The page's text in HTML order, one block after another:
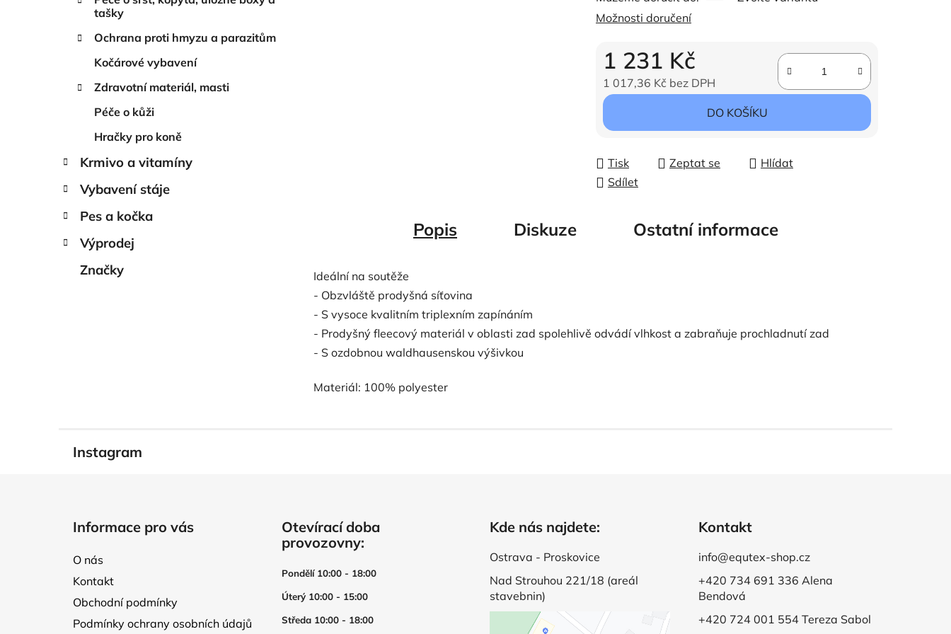
tašky
Ochrana proti hmyzu a parazitům
Kočárové vybavení
Zdravotní materiál, masti
Péče o kůži
Hračky pro koně
Krmivo a vitamíny
Vybavení stáje
Pes a kočka
Výprodej
Značky
Možnosti doručení
1 231 Kč
1 017,36 Kč bez DPH
Měrná cena:
DO KOŠÍKU
Tisk Zeptat se
Hlídat
Sdílet
Popis Diskuze Ostatní informace
Ideální na soutěže
- Obzvláště prodyšná síťovina
- S vysoce kvalitním triplexním zapínáním
- Prodyšný fleecový materiál v oblasti zad spolehlivě odvádí vlhkost a zabraňuje prochladnutí zad
- S ozdobnou waldhausenskou výšivkou
Materiál: 100% polyester
Instagram
Informace pro vás
O nás
Kontakt
Obchodní podmínky
Podmínky ochrany osobních údajů
Otevírací doba
provozovny:
Pondělí 10:00 - 18:00
Úterý 10:00 - 15:00
Středa 10:00 - 18:00
Kde nás najdete:
Ostrava - Proskovice
Nad Strouhou 221/18 (areál
stavebnin)
Kontakt
info@equtex-shop.cz
+420 734 691 336 Alena
Bendová
+420 724 001 554 Tereza Sabol